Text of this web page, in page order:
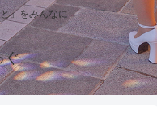
」をみんなに
ぐ